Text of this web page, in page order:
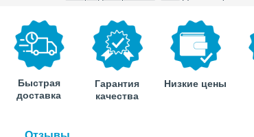
Быстрая
доставка
Гарантия
качества
Низкие цены